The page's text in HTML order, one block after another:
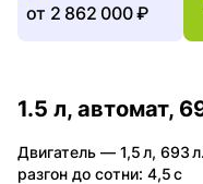
от 2 862 000 ₽
1.5 л, автомат,
Двигатель — 1,5 л, 693
разгон до сотни: 4,5 с